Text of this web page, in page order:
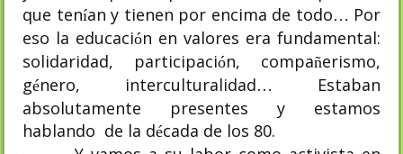
que tenían y tienen por encima de todo… Por
eso la educación en valores era fundamental:
solidaridad, participación, compañerismo,
género, interculturalidad…
Estaban
absolutamente presentes y estamos
hablando de la década de los 80.